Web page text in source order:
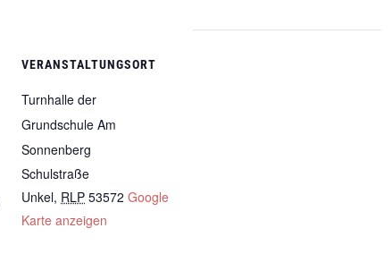
VERANSTALTUNGSORT
Turnhalle der
Grundschule Am
Sonnenberg
Schulstraße
Unkel, RLP 53572 Google
Karte anzeigen